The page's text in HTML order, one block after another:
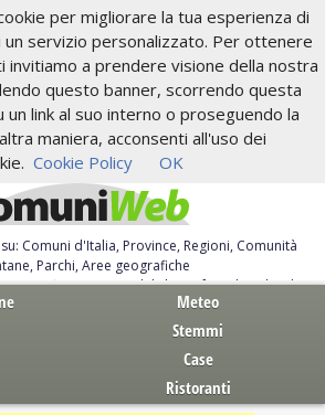
per migliorare la tua esperienza di
servizio personalizzato. Per ottenere
invitiamo a prendere visione della nostra
questo banner, scorrendo questa
un link al suo interno o proseguendo la
maniera, acconsenti all'uso dei
Cookie Policy OK
Comuni d'Italia, Province, Regioni, Comunità
Parchi, Aree geografiche
moduli, leggi, free download
Meteo
Stemmi
Case
Ristoranti